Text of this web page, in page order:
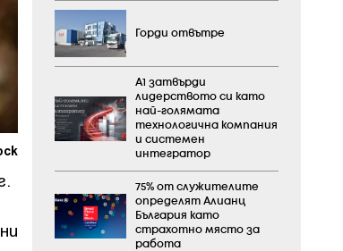
Горди отвътре
А1 затвърди
лидерството си като
най-голямата
технологична компания
и системен
интегратор
75% от служителите
определят Алианц
България като
страхотно място за
работа